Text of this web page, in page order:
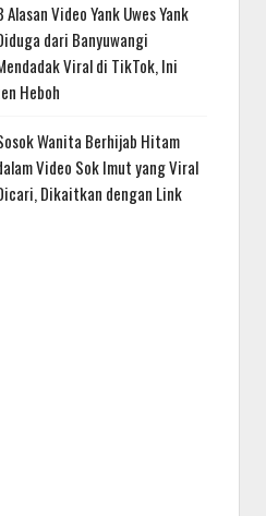
Alasan Video Yank Uwes Yank
dari Banyuwangi
Viral di TikTok, Ini
Heboh
Wanita Berhijab Hitam
Video Sok Imut yang Viral
Dikaitkan dengan Link